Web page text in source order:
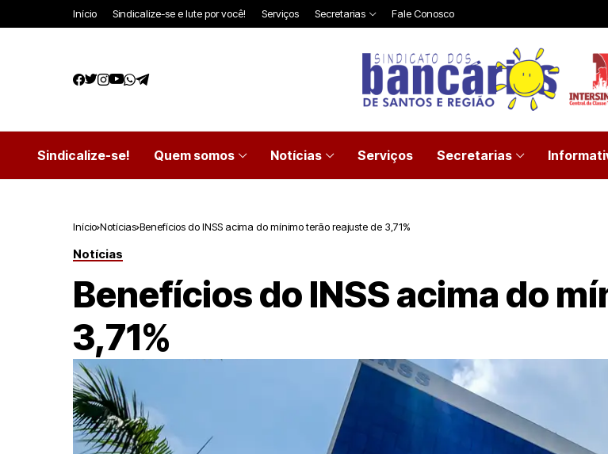
Início Sindicalize-se e lute por você! Serviços Secretarias Fale Conosco
Sindicalize-se! Quem somos Notícias Serviços Secretarias
Início Notícias Benefícios do INSS acima do mínimo terão reajuste de 3,71%
Notícias
Benefícios do INSS acima do
3,71%